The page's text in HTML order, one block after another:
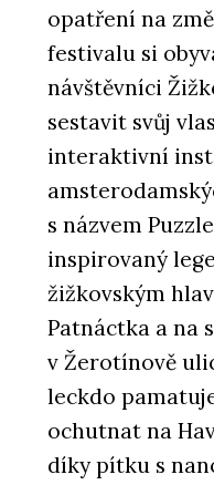
opatření na
festivalu si
návštěvníci
sestavit svůj
interaktivní
s názvem
inspirovaný
žižkovským
Patnáctka a na
v Žerotínově
leckdo
ochutnat na
díky pítku s